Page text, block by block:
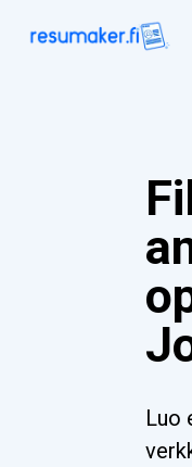
Luo